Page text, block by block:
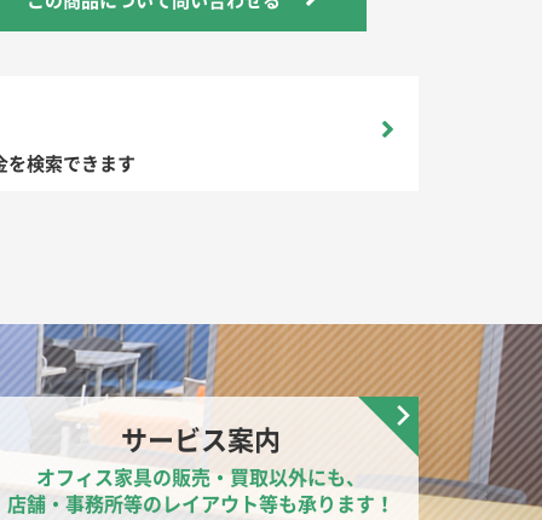
を検索できます
サービス案内
オフィス家具の販売・買取以外にも、
店舗・事務所等のレイアウト等も承ります！